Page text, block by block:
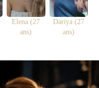
Elena (27
ans)
Dariya (27
ans)